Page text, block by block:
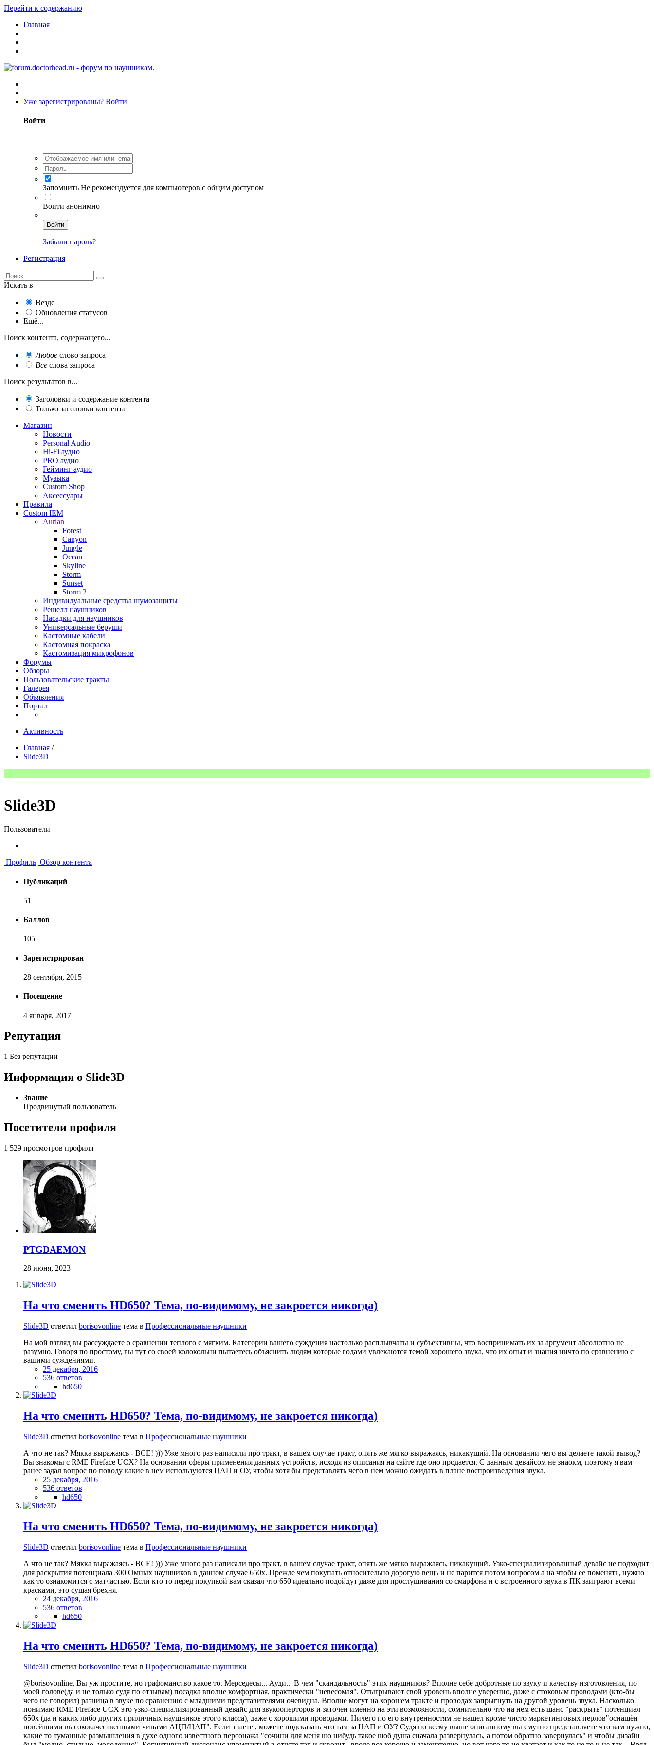
Перейти к содержанию
Главная
Уже зарегистрированы? Войти
Войти
Запомнить Не рекомендуется для компьютеров с общим доступом
Войти анонимно
Войти
Забыли пароль?
Регистрация
Искать в
Везде
Обновления статусов
Ещё...
Поиск контента, содержащего...
Любое слово запроса
Все слова запроса
Поиск результатов в...
Заголовки и содержание контента
Только заголовки контента
Магазин
Новости
Personal Audio
Hi-Fi аудио
PRO аудио
Гейминг аудио
Музыка
Custom Shop
Аксессуары
Правила
Custom IEM
Aurian
Forest
Canyon
Jungle
Ocean
Skyline
Storm
Sunset
Storm 2
Индивидуальные средства шумозащиты
Решелл наушников
Насадки для наушников
Универсальные беруши
Кастомные кабели
Кастомная покраска
Кастомизация микрофонов
Форумы
Обзоры
Пользовательские тракты
Галерея
Объявления
Портал
Активность
Главная /
Slide3D
Slide3D
Пользователи
Профиль Обзор контента
Публикаций
51
Баллов
105
Зарегистрирован
28 сентября, 2015
Посещение
4 января, 2017
Репутация
1 Без репутации
Информация о Slide3D
Звание
Продвинутый пользователь
Посетители профиля
1 529 просмотров профиля
PTGDAEMON
28 июня, 2023
На что сменить HD650? Тема, по-видимому, не закроется никогда)
Slide3D ответил borisovonline тема в Профессиональные наушники
На мой взгляд вы рассуждаете о сравнении теплого с мягким. Категории вашего суждения настолько расплывчаты и субъективны, что воспринимать их за аргумент абсолютно не
разумно. Говоря по простому, вы тут со своей колокольни пытаетесь объяснить людям которые годами увлекаются темой хорошего звука, что их опыт и знания ничто по сравнению с
вашими суждениями.
25 декабря, 2016
536 ответов
hd650
На что сменить HD650? Тема, по-видимому, не закроется никогда)
Slide3D ответил borisovonline тема в Профессиональные наушники
А что не так? Мякка выражаясь - ВСЕ! ))) Уже много раз написали про тракт, в вашем случае тракт, опять же мягко выражаясь, никакущий. На основании чего вы делаете такой вывод?
Вы знакомы с RME Fireface UCX? На основании сферы применения данных устройств, исходя из описания на сайте где оно продается. С данным девайсом не знаокм, поэтому я вам
ранее задал вопрос по поводу какие в нем используются ЦАП и ОУ, чтобы хотя бы представлять чего в нем можно ожидать в плане воспроизведения звука.
25 декабря, 2016
536 ответов
hd650
На что сменить HD650? Тема, по-видимому, не закроется никогда)
Slide3D ответил borisovonline тема в Профессиональные наушники
А что не так? Мякка выражаясь - ВСЕ! ))) Уже много раз написали про тракт, в вашем случае тракт, опять же мягко выражаясь, никакущий. Узко-специализированный девайс не подходит
для раскрытия потенциала 300 Омных наушников в данном случае 650х. Прежде чем покупать относительно дорогую вещь и не парится потом вопросом а на чтобы ее поменять, нужно
как то ознакомится с матчастью. Если кто то перед покупкой вам сказал что 650 идеально подойдут даже для прослушивания со смарфона и с встроенного звука в ПК заиграют всеми
красками, это сущая брехня.
24 декабря, 2016
536 ответов
hd650
На что сменить HD650? Тема, по-видимому, не закроется никогда)
Slide3D ответил borisovonline тема в Профессиональные наушники
@borisovonline, Вы уж простите, но графоманство какое то. Мерседесы... Ауди... В чем "скандальность" этих наушников? Вполне себе добротные по звуку и качеству изготовления, по
моей голове(да и не только судя по отзывам) посадка вполне комфортная, практически "невесомая". Отыгрывают свой уровень вполне уверенно, даже с стоковым проводами (кто-бы
чего не говорил) разница в звуке по сравнению с младшими представителями очевидна. Вполне могут на хорошем тракте и проводах запрыгнуть на другой уровень звука. Насколько
понимаю RME Fireface UCX это узко-специализированный девайс для звукооперторов и заточен именно на эти возможности, сомнительно что на нем есть шанс "раскрыть" потенциал
650х (да и каких либо других приличных наушников этого класса), даже с хорошими проводами. Ничего по его внутренностям не нашел кроме чисто маркетинговых перлов"оснащён
новейшими высококачественными чипами АЦП/ЦАП". Если знаете , можете подсказать что там за ЦАП и ОУ? Судя по всему выше описанному вы смутно представляете что вам нужно,
какие то туманные размышления в духе одного известного персонажа "сочини для меня шо нибудь такое шоб душа сначала развернулась, а потом обратно завернулась" и чтобы дизайн